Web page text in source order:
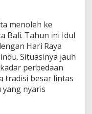
menoleh ke
Bali. Tahun ini Idul
Hari Raya
Situasinya jauh
perbedaan
tradisi besar lintas
yang nyaris